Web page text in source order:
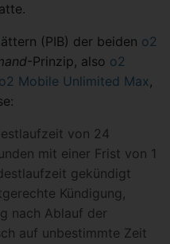
(PIB) der beiden o2
-Prinzip, also o2
o2 Mobile Unlimited Max,
von 24
mit einer Frist von 1
gekündigt
Kündigung,
nach Ablauf der
auf unbestimmte Zeit